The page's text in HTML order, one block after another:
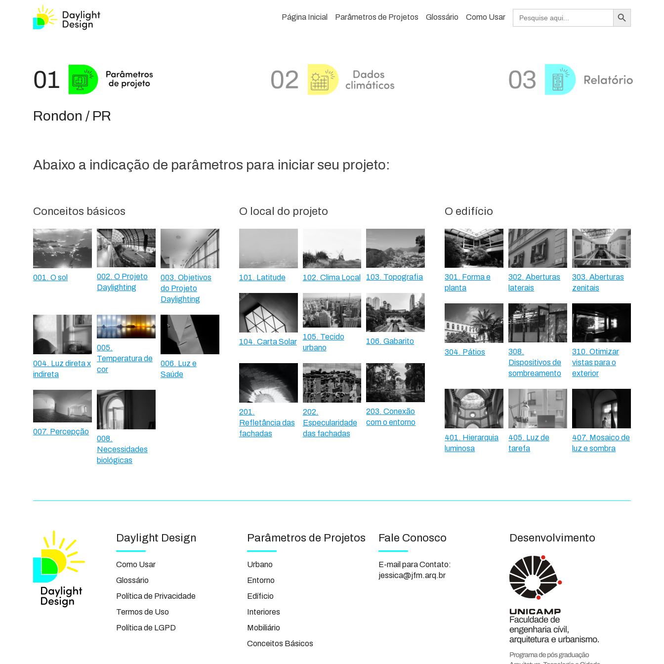
Página Inicial Parâmetros de Projetos Glossário Como Usar
Search
Search Button
Rondon / PR
Abaixo a indicação de parâmetros para iniciar seu projeto:
Conceitos básicos
001. O sol
002. O Projeto
Daylighting
003. Objetivos
do Projeto
Daylighting
004. Luz direta x
indireta
005.
Temperatura de
cor
006. Luz e
Saúde
007. Percepção
008.
Necessidades
biológicas
O local do projeto
101. Latitude 102. Clima Local 103. Topografia
104. Carta Solar
105. Tecido
urbano
106. Gabarito
201.
Refletância das
fachadas
202.
Especularidade
das fachadas
203. Conexão
com o entorno
O edifício
301. Forma e
planta
302. Aberturas
laterais
303. Aberturas
zenitais
304. Pátios
308.
Dispositivos de
sombreamento
310. Otimizar
vistas para o
exterior
401. Hierarquia
luminosa
405. Luz de
tarefa
407. Mosaico de
luz e sombra
Daylight Design
Como Usar
Glossário
Política de Privacidade
Termos de Uso
Política de LGPD
Parâmetros de Projetos
Urbano
Entorno
Edíficio
Interiores
Mobiliário
Conceitos Básicos
Fale Conosco
E-mail para Contato:
jessica@jfm.arq.br
Desenvolvimento